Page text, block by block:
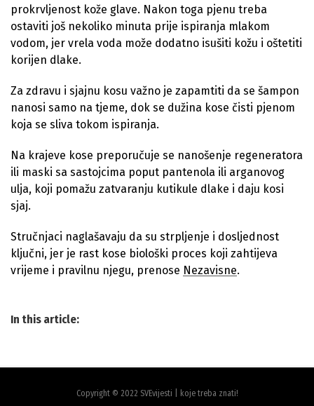
prokrvljenost kože glave. Nakon toga pjenu treba
ostaviti još nekoliko minuta prije ispiranja mlakom
vodom, jer vrela voda može dodatno isušiti kožu i oštetiti
korijen dlake.
Za zdravu i sjajnu kosu važno je zapamtiti da se šampon
nanosi samo na tjeme, dok se dužina kose čisti pjenom
koja se sliva tokom ispiranja.
Na krajeve kose preporučuje se nanošenje regeneratora
ili maski sa sastojcima poput pantenola ili arganovog
ulja, koji pomažu zatvaranju kutikule dlake i daju kosi
sjaj.
Stručnjaci naglašavaju da su strpljenje i dosljednost
ključni, jer je rast kose biološki proces koji zahtijeva
vrijeme i pravilnu njegu, prenose Nezavisne.
In this article:
Copyright © 2022 SVEvijesti | koje treba znati!